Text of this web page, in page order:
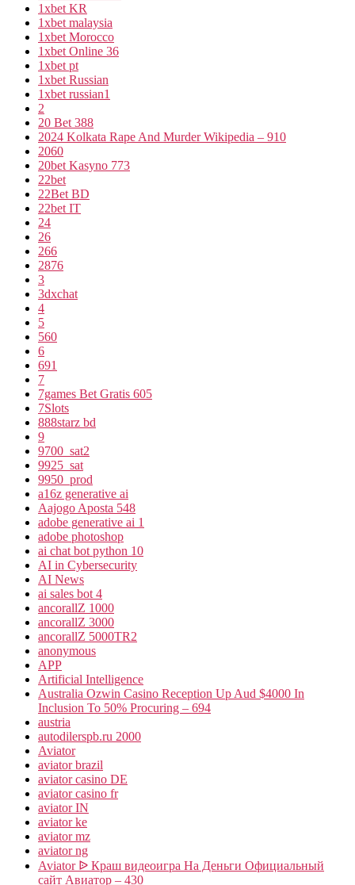
1xbet KR
1xbet malaysia
1xbet Morocco
1xbet Online 36
1xbet pt
1xbet Russian
1xbet russian1
2
20 Bet 388
2024 Kolkata Rape And Murder Wikipedia – 910
2060
20bet Kasyno 773
22bet
22Bet BD
22bet IT
24
26
266
2876
3
3dxchat
4
5
560
6
691
7
7games Bet Gratis 605
7Slots
888starz bd
9
9700_sat2
9925_sat
9950_prod
a16z generative ai
Aajogo Aposta 548
adobe generative ai 1
adobe photoshop
ai chat bot python 10
AI in Cybersecurity
AI News
ai sales bot 4
ancorallZ 1000
ancorallZ 3000
ancorallZ 5000TR2
anonymous
APP
Artificial Intelligence
Australia Ozwin Casino Reception Up Aud $4000 In
Inclusion To 50% Procuring – 694
austria
autodilerspb.ru 2000
Aviator
aviator brazil
aviator casino DE
aviator casino fr
aviator IN
aviator ke
aviator mz
aviator ng
Aviator ᐉ Краш видеоигра На Деньги Официальный
сайт Авиатор – 430